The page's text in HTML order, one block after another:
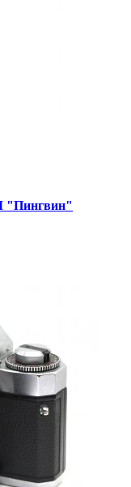
"Пингвин"